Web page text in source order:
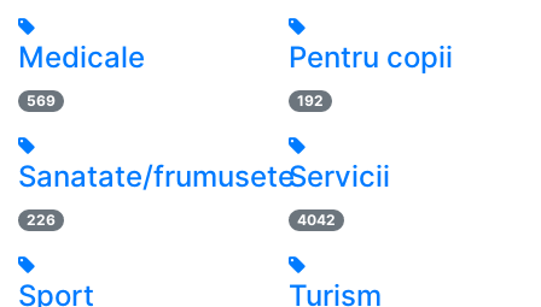
Medicale
569
Pentru copii
192
Sanatate/frumusete
226
Servicii
4042
Sport Turism